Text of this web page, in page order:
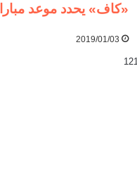
«كاف» يحدد موعد
2019/01/03